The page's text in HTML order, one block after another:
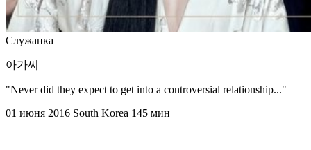
Служанка
아가씨
"Never did they expect to get into a controversial relationship..."
01 июня 2016 South Korea 145 мин